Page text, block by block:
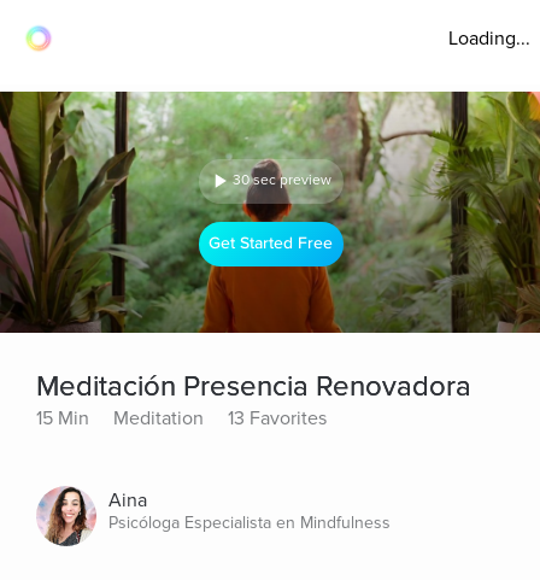
Loading...
30 sec preview
Get Started Free
Meditación Presencia Renovadora
15 Min Meditation 13 Favorites
Aina
Psicóloga Especialista en Mindfulness